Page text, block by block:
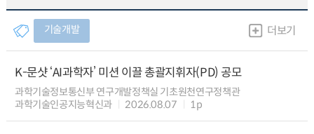
기술개발 더보기
K-문샷 ‘AI과학자’ 미션 이끌 총괄지휘자(PD) 공모
과학기술정보통신부 연구개발정책실 기초원천연구정책관
과학기술인공지능혁신과
2026.08.07 1p